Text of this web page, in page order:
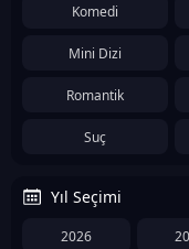
Komedi
Mini Dizi
Romantik
Suç
Yıl Seçimi
2026